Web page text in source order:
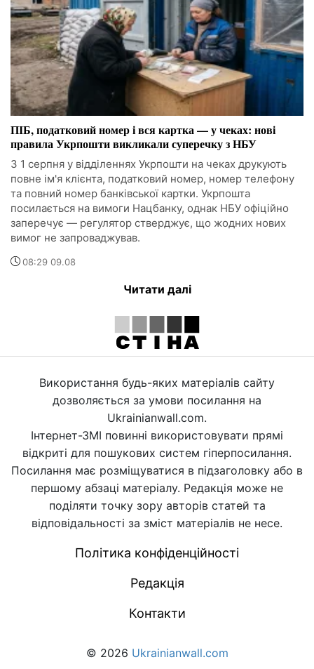
ПІБ, податковий номер і вся картка — у чеках: нові
правила Укрпошти викликали суперечку з НБУ
З 1 серпня у відділеннях Укрпошти на чеках друкують
повне ім'я клієнта, податковий номер, номер телефону
та повний номер банківської картки. Укрпошта
посилається на вимоги Нацбанку, однак НБУ офіційно
заперечує — регулятор стверджує, що жодних нових
вимог не запроваджував.
08:29 09.08
Читати далі
Використання будь-яких матеріалів сайту
дозволяється за умови посилання на
Ukrainianwall.com.
Інтернет-ЗМІ повинні використовувати прямі
відкриті для пошукових систем гіперпосилання.
Посилання має розміщуватися в підзаголовку або в
першому абзаці матеріалу. Редакція може не
поділяти точку зору авторів статей та
відповідальності за зміст матеріалів не несе.
Політика конфіденційності
Редакція
Контакти
© 2026 Ukrainianwall.com